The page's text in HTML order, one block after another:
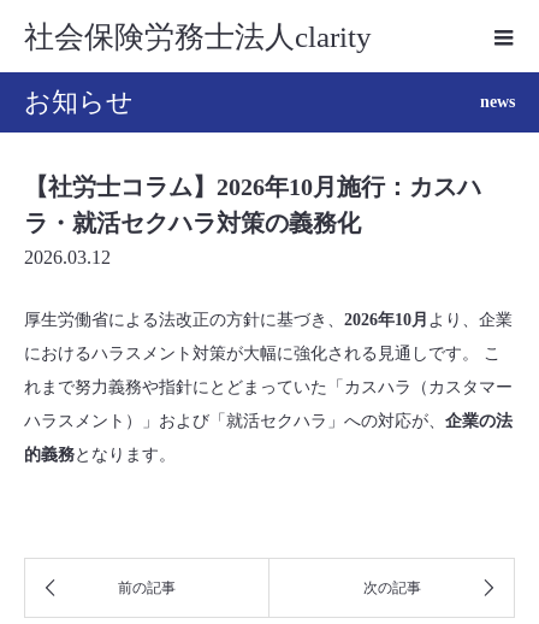
社会保険労務士法人clarity
お知らせ news
【社労士コラム】2026年10月施行：カスハ
ラ・就活セクハラ対策の義務化
2026.03.12
厚生労働省による法改正の方針に基づき、 2026年10月 より、 企業
におけるハラスメント対策が大幅に強化される見通しです。
こ
れまで努力義務や指針にとどまっていた「カスハラ（カスタマー
ハラスメント）」および「就活セクハラ」への対応が、 企業の法
的義務となります。